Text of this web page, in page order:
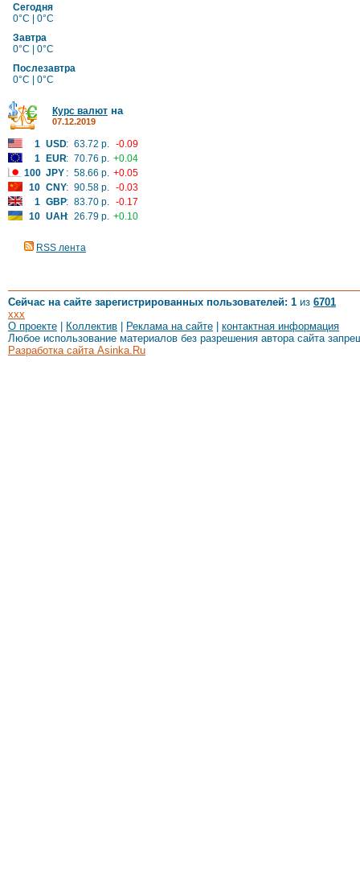
Сегодня
0°C | 0°C
Завтра
0°C | 0°C
Послезавтра
0°C | 0°C
Курс валют на
07.12.2019
1 USD: 63.72 р. -0.09
1
EUR: 70.76 р. +0.04
100 JPY : 58.66 р. +0.05
10 CNY: 90.58 р. -0.03
1 GBP: 83.70 р. -0.17
10 UAH: 26.79 р. +0.10
RSS лента
Сейчас на сайте зарегистрированных пользователей: 1 из 6701
xxx
О проекте
Коллектив Реклама на сайте
контактная информация
Любое использование материалов без разрешения автора сайта
Разработка сайта Asinka.Ru